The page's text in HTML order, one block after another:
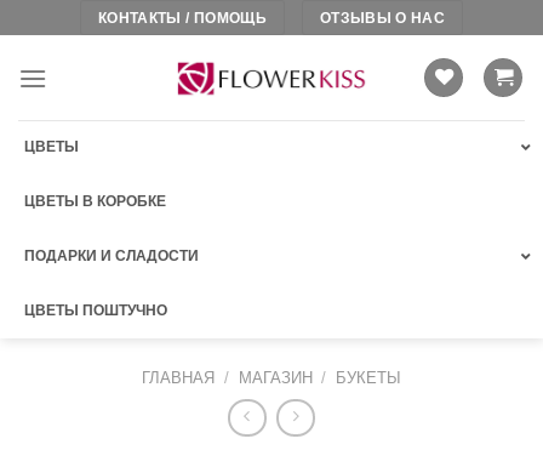
content
КОНТАКТЫ / ПОМОЩЬ ОТЗЫВЫ О НАС
ЦВЕТЫ
ЦВЕТЫ В КОРОБКЕ
ПОДАРКИ И СЛАДОСТИ
ЦВЕТЫ ПОШТУЧНО
ГЛАВНАЯ / МАГАЗИН / БУКЕТЫ